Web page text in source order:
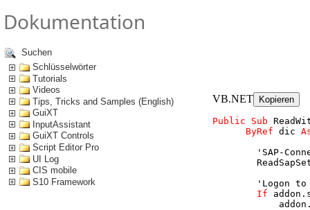
Dokumentation
Suchen
Schlüsselwörter
Tutorials
Videos
Tips, Tricks and Samples (English)
GuiXT
InputAssistant
GuiXT Controls
Script Editor Pro
UI Log
CIS mobile
S10 Framework
VB.NET Kopieren
Public Sub
ByRef dic
'SAP-
'Logon to
If